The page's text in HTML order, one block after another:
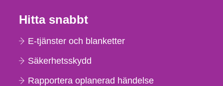
Hitta snabbt
E-tjänster och blanketter
Säkerhetsskydd
Rapportera oplanerad händelse